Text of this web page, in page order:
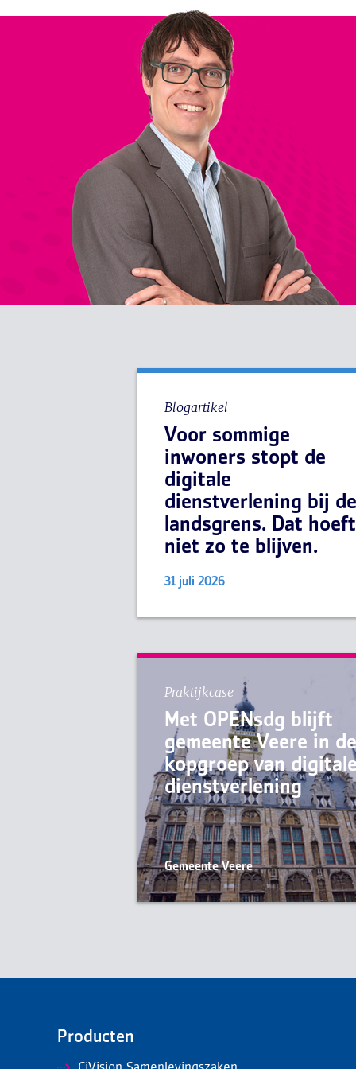
Blogartikel
Voor sommige
inwoners stopt de
digitale
dienstverlening bij de
landsgrens. Dat hoeft
niet zo te blijven.
31 juli 2026
Praktijkcase
Met OPENsdg blijft
gemeente Veere in de
kopgroep van
dienstverlening
Gemeente Veere
Producten